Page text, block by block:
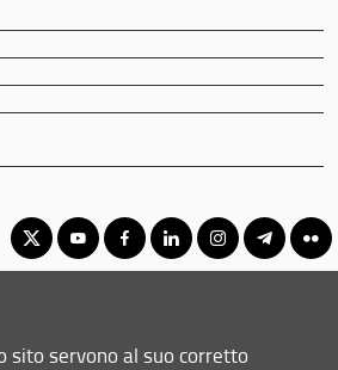
sito servono al suo corretto